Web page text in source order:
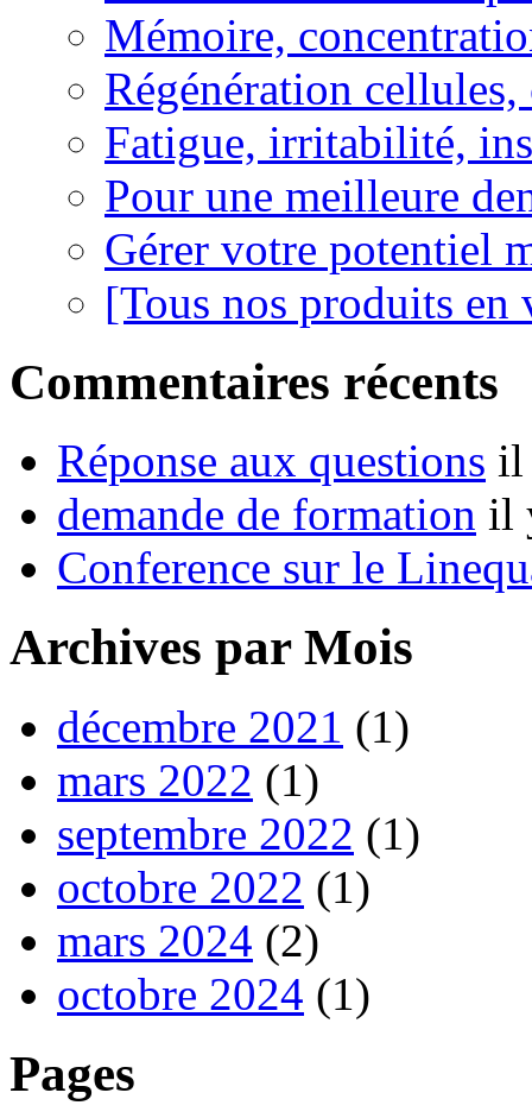
Mémoire,
Régénération
Fatigue, irritabilité,
Pour une meilleure
Gérer votre potentiel
[Tous nos produits en
Commentaires récents
Réponse aux questions il
demande de formation il
Conference sur le
Archives par Mois
décembre 2021 (1)
mars 2022 (1)
septembre 2022 (1)
octobre 2022 (1)
mars 2024 (2)
octobre 2024 (1)
Pages